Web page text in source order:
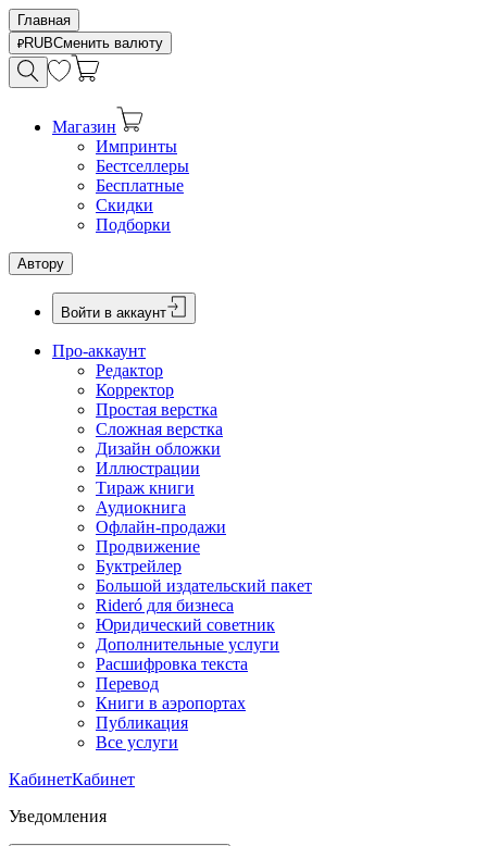
Главная
RUBСменить валюту
Магазин
Импринты
Бестселлеры
Бесплатные
Скидки
Подборки
Автору
Войти в аккаунт
Про-аккаунт
Редактор
Корректор
Простая верстка
Сложная верстка
Дизайн обложки
Иллюстрации
Тираж книги
Аудиокнига
Офлайн-продажи
Продвижение
Буктрейлер
Большой издательский пакет
Rideró для бизнеса
Юридический советник
Дополнительные услуги
Расшифровка текста
Перевод
Книги в аэропортах
Публикация
Все услуги
КабинетКабинет
Уведомления